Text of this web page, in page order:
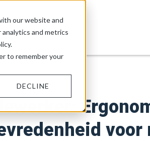
our website and
and metrics
to remember your
DECLINE
voor